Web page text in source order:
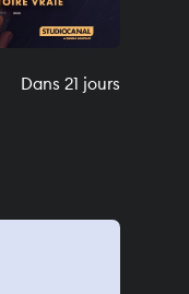
Dans 21 jours